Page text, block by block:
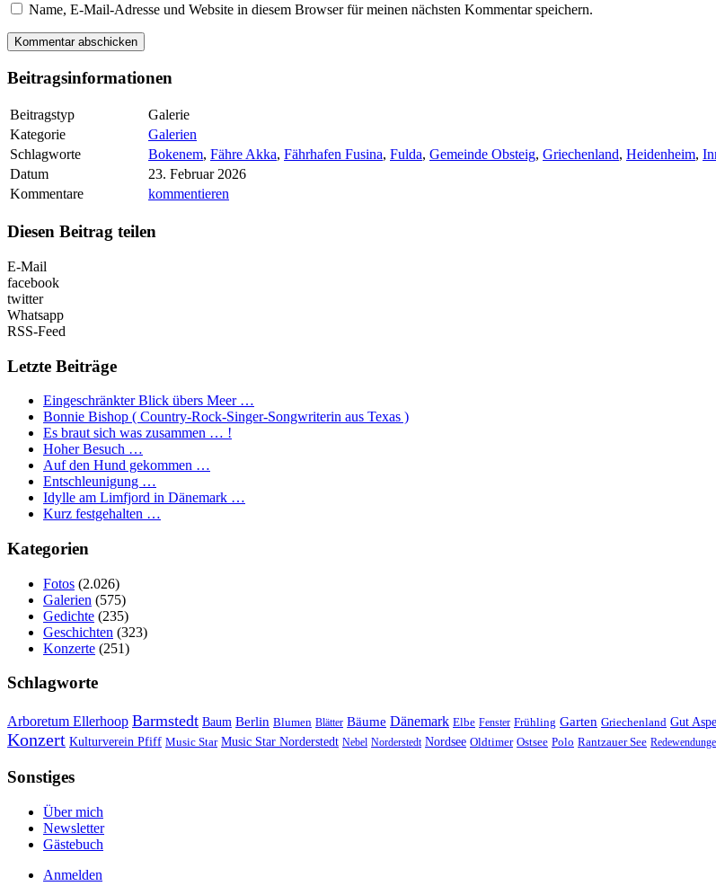
Name, E-Mail-Adresse und Website in diesem Browser für meinen nächsten Kommentar speichern.
Beitragsinformationen
Beitragstyp
Galerie
Kategorie
Galerien
Schlagworte
Bokenem, Fähre Akka, Fährhafen Fusina, Fulda, Gemeinde Obsteig, Griechenland, Heidenheim,
Datum
23. Februar 2026
Kommentare
kommentieren
Diesen Beitrag teilen
E-Mail
facebook
twitter
Whatsapp
RSS-Feed
Letzte Beiträge
Eingeschränkter Blick übers Meer …
Bonnie Bishop ( Country-Rock-Singer-Songwriterin aus Texas )
Es braut sich was zusammen … !
Hoher Besuch …
Auf den Hund gekommen …
Entschleunigung …
Idylle am Limfjord in Dänemark …
Kurz festgehalten …
Kategorien
Fotos (2.026)
Galerien (575)
Gedichte (235)
Geschichten (323)
Konzerte (251)
Schlagworte
Arboretum Ellerhoop Barmstedt Baum Berlin Blumen Blätter Bäume Dänemark Elbe Fenster Frühling Garten Griechenland Gut
Konzert Kulturverein Pfiff Music Star Music Star Norderstedt Nebel Norderstedt Nordsee Oldtimer Ostsee Polo Rantzauer See
Sonstiges
Über mich
Newsletter
Gästebuch
Anmelden